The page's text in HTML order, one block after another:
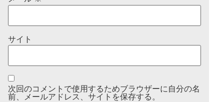
サイト
次回のコメントで使用するためブラウザーに自分の名
前、メールアドレス、サイトを保存する。